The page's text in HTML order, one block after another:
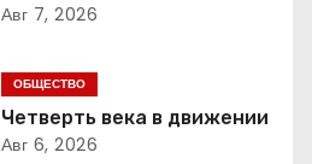
Авг 7, 2026
ОБЩЕСТВО
Четверть века в движении
Авг 6, 2026